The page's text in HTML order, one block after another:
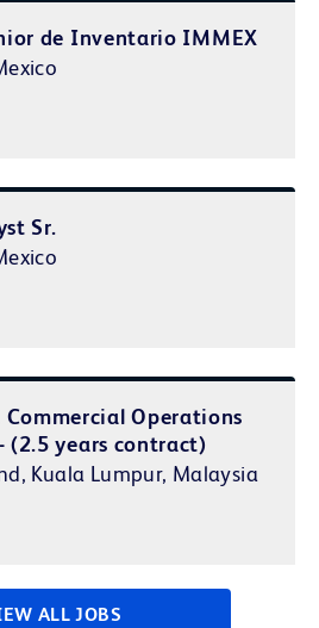
de Inventario IMMEX
Sr.
Commercial Operations
(2.5 years contract)
Kuala Lumpur, Malaysia
ALL JOBS